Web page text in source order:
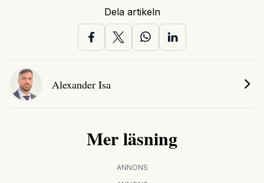
Dela artikeln
Alexander Isa
Mer läsning
ANNONS